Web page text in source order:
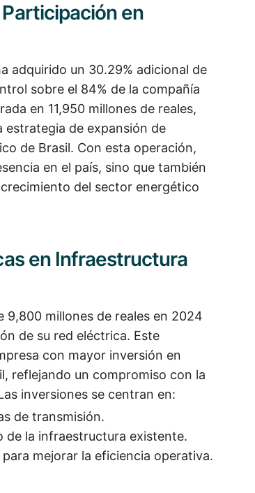
en
adquirido un 30.29% adicional de
sobre el 84% de la compañía
en 11,950 millones de reales,
estrategia de expansión de
de Brasil. Con esta operación,
en el país, sino que también
del sector energético
en Infraestructura
9,800 millones de reales en 2024
de su red eléctrica. Este
con mayor inversión en
reflejando un compromiso con la
inversiones se centran en:
de transmisión.
de la infraestructura existente.
mejorar la eficiencia operativa.